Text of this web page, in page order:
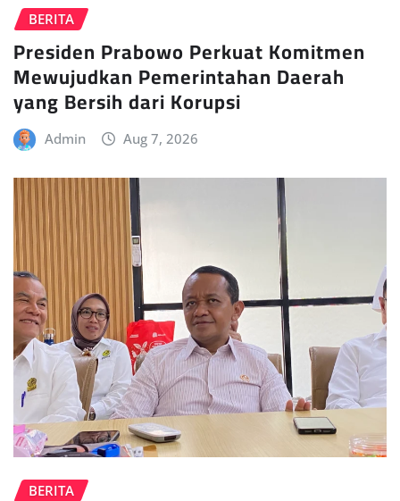
BERITA
Presiden Prabowo Perkuat Komitmen
Mewujudkan Pemerintahan Daerah
yang Bersih dari Korupsi
Admin Aug 7, 2026
BERITA